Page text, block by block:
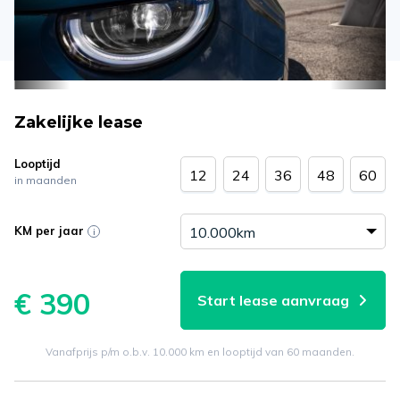
Zakelijke lease
Looptijd
in maanden 12 24 36 48 60
KM per jaar
€ 390 Start lease aanvraag
Vanafprijs p/m o.b.v. 10.000 km en looptijd van 60 maanden.